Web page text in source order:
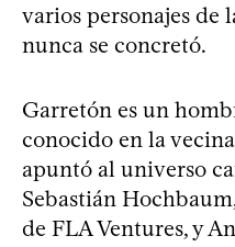
varios personajes de
nunca se concretó.
Garretón es un
conocido en la
apuntó al universo
Sebastián
de FLA Ventures, y